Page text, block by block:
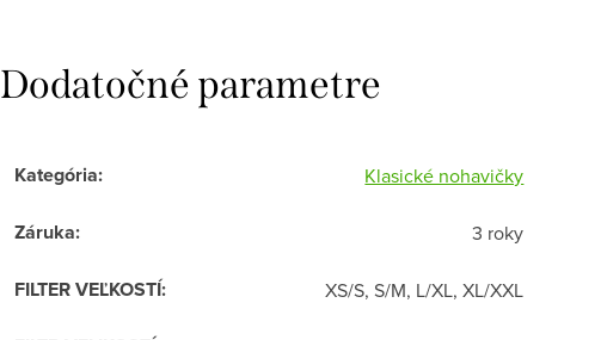
Dodatočné parametre
Kategória: Klasické nohavičky
Záruka: 3 roky
FILTER VEĽKOSTÍ: XS/S, S/M, L/XL, XL/XXL